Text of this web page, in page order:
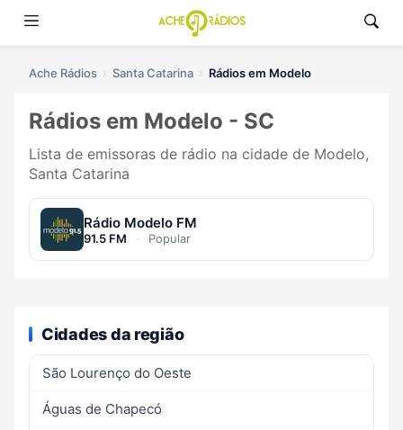
Ache Rádios Santa Catarina Rádios em Modelo
Rádios em Modelo - SC
Lista de emissoras de rádio na cidade de Modelo,
Santa Catarina
Rádio Modelo FM
91.5 FM · Popular
Cidades da região
São Lourenço do Oeste
Águas de Chapecó